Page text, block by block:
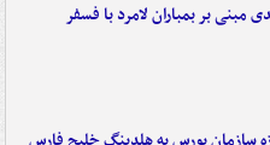
مبنی بر بمباران لامرد با فسفر